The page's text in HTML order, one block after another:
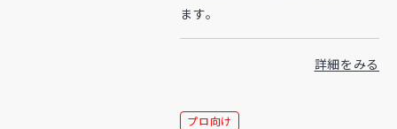
ます。
詳細をみる
プロ向け